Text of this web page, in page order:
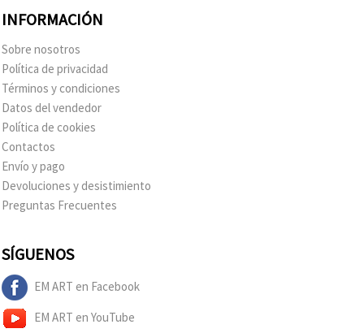
INFORMACIÓN
Sobre nosotros
Política de privacidad
Términos y condiciones
Datos del vendedor
Política de cookies
Contactos
Envío y pago
Devoluciones y desistimiento
Preguntas Frecuentes
SÍGUENOS
EM ART en Facebook
EM ART en YouTube